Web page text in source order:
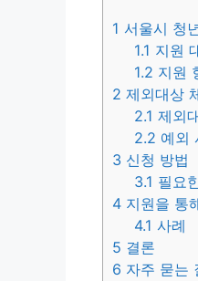
1 서울시 청
1.1 지원
1.2 지원
2 제외대상
2.1 제외
2.2 예외
3 신청 방법
3.1 필요
4 지원을 통
4.1 사례
5 결론
6 자주 묻는